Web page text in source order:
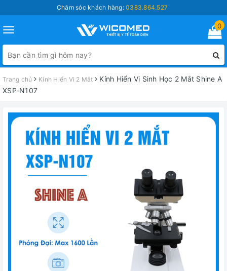
Chăm sóc khách hàng:0383.864.527
Toggle
navigation
0
Trang chủ Kính Hiển Vi 2 Mắt
Kính Hiển Vi Sinh Học 2 Mắt Shine A
XSP-N107